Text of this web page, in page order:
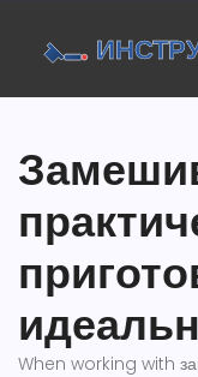
When working with